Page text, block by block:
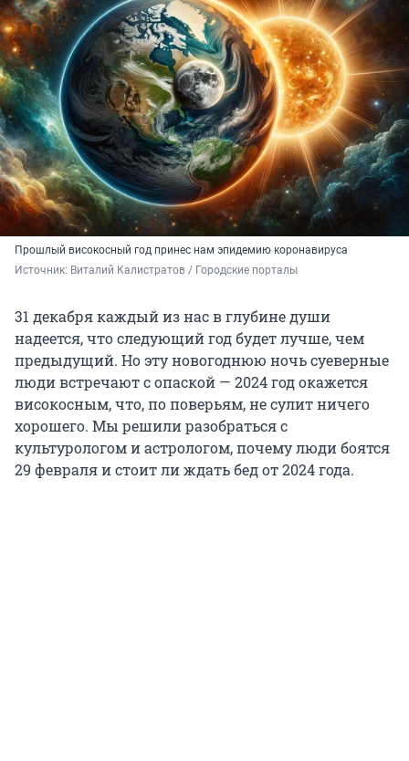
Прошлый високосный год принес нам эпидемию коронавируса
Источник: Виталий Калистратов / Городские порталы
31 декабря каждый из нас в глубине души
надеется, что следующий год будет лучше, чем
предыдущий. Но эту новогоднюю ночь суеверные
люди встречают с опаской — 2024 год окажется
високосным, что, по поверьям, не сулит ничего
хорошего. Мы решили разобраться с
культурологом и астрологом, почему люди боятся
29 февраля и стоит ли ждать бед от 2024 года.